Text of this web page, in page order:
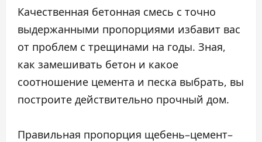
Качественная бетонная смесь с точно
выдержанными пропорциями избавит вас
от проблем с трещинами на годы. Зная,
как замешивать бетон и какое
соотношение цемента и песка выбрать, вы
построите действительно прочный дом.
Правильная пропорция щебень–цемент–